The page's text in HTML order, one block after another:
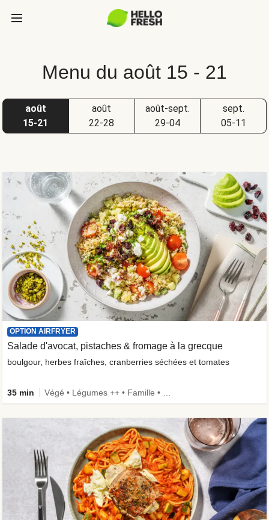
Menu du août 15 - 21
août
15-21
août
22-28
août-sept.
29-04
sept.
05-11
OPTION AIRFRYER
Salade d'avocat, pistaches & fromage à la grecque
boulgour, herbes fraîches, cranberries séchées et tomates
35 min